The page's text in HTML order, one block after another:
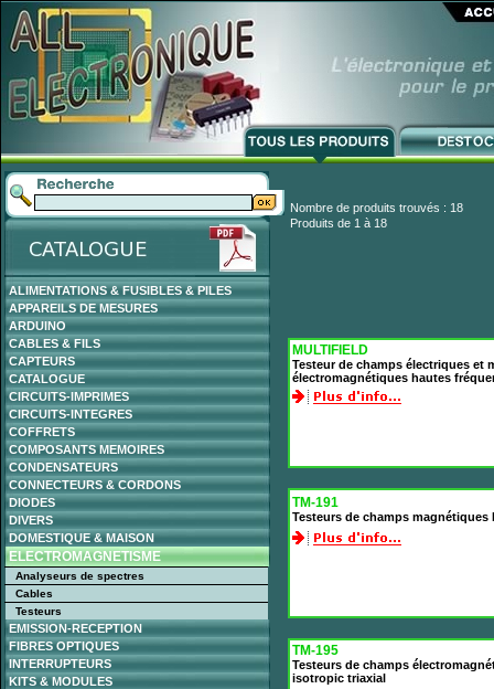
ALIMENTATIONS & FUSIBLES & PILES
APPAREILS DE MESURES
ARDUINO
CABLES & FILS
CAPTEURS
CATALOGUE
CIRCUITS-IMPRIMES
CIRCUITS-INTEGRES
COFFRETS
COMPOSANTS MEMOIRES
CONDENSATEURS
CONNECTEURS & CORDONS
DIODES
DIVERS
DOMESTIQUE & MAISON
ELECTROMAGNETISME
Analyseurs de spectres
Cables
Testeurs
EMISSION-RECEPTION
FIBRES OPTIQUES
INTERRUPTEURS
KITS & MODULES
Nombre de produits trouvés : 18
Produits de 1 à 18
MULTIFIELD
Testeur de champs électriques et
électromagnétiques hautes
TM-191
Testeurs de champs magnétiques
TM-195
Testeurs de champs
isotropic triaxial